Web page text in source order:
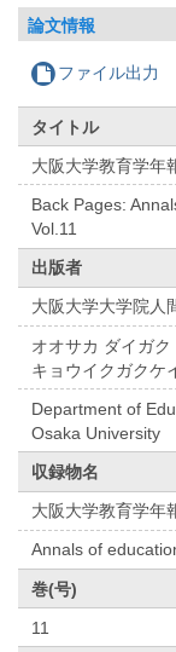
論文情報
ファイル出力
タイトル
大阪大学教育学年
Back Pages:
Vol.11
出版者
大阪大学大学院人
オオサカ ダイガ
キョウイクガクケ
Department of
Osaka University
収録物名
大阪大学教育学年
Annals of
巻(号)
11